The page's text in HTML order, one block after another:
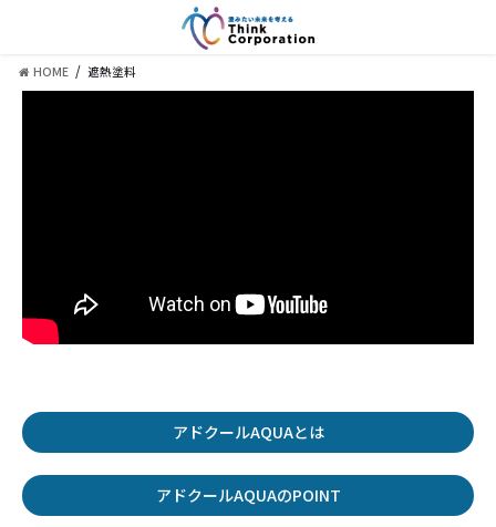
HOME 遮熱塗料
アドクールAQUAとは
アドクールAQUAのPOINT